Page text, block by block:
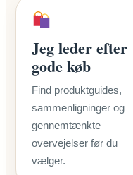
Jeg leder efter
gode køb
Find produktguides,
sammenligninger og
gennemtænkte
overvejelser før du
vælger.